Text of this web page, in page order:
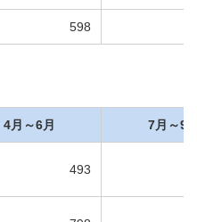
598
4月～6月 7月～9
493